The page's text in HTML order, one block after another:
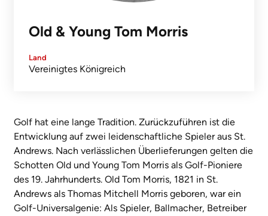
Old & Young Tom Morris
Land
Vereinigtes Königreich
Golf hat eine lange Tradition. Zurückzuführen ist die
Entwicklung auf zwei leidenschaftliche Spieler aus St.
Andrews. Nach verlässlichen Überlieferungen gelten die
Schotten Old und Young Tom Morris als Golf-Pioniere
des 19. Jahrhunderts. Old Tom Morris, 1821 in St.
Andrews als Thomas Mitchell Morris geboren, war ein
Golf-Universalgenie: Als Spieler, Ballmacher, Betreiber